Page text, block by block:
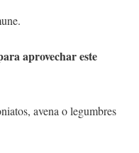
aprovechar este
avena o legumbres